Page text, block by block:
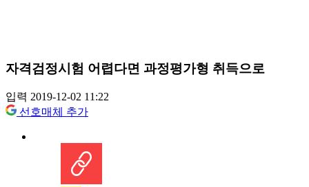
자격검정시험 어렵다면 과정평가형 취득으로
입력 2019-12-02 11:22
선호매체 추가